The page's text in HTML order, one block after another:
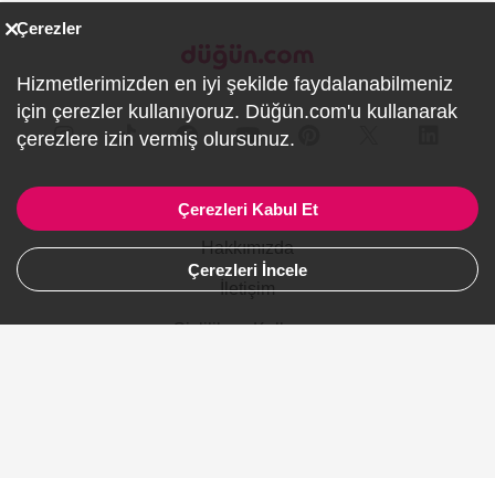
Firmalar İçin
Hakkımızda
İletişim
Gizlilik ve Kullanım
Çerezler
Hizmetlerimizden en iyi şekilde faydalanabilmeniz
için çerezler kullanıyoruz. Düğün.com'u kullanarak
çerezlere izin vermiş olursunuz.
Çerezleri Kabul Et
Çerezleri İncele